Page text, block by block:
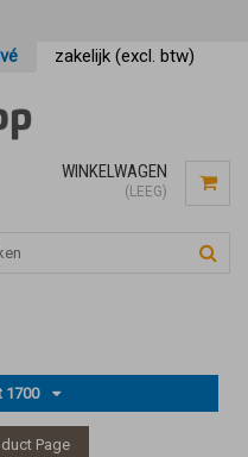
zakelijk (excl. btw)
WINKELWAGEN
(LEEG)
1700
Page